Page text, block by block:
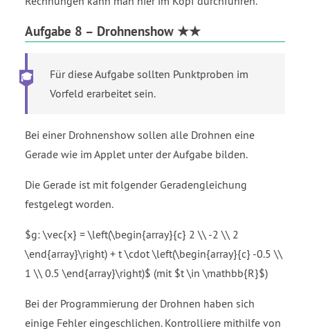
Aufgabe 8 – Drohnenshow ★★
Für diese Aufgabe sollten Punktproben im
Vorfeld erarbeitet sein.
Bei einer Drohnenshow sollen alle Drohnen eine
Gerade wie im Applet unter der Aufgabe bilden.
Die Gerade ist mit folgender Geradengleichung
festgelegt worden.
$g: \vec{x} = \left(\begin{array}{c} 2 \\ -2 \\ 2
\end{array}\right) + t \cdot \left(\begin{array}{c} -0.5 \\
1 \\ 0.5 \end{array}\right)$ (mit $t \in \mathbb{R}$)
Bei der Programmierung der Drohnen haben sich
einige Fehler eingeschlichen. Kontrolliere mithilfe von